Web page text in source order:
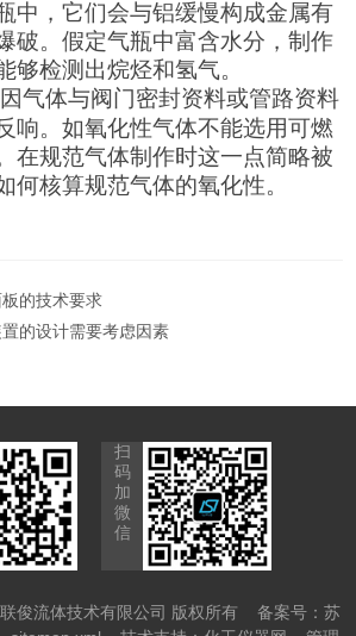
中，它们会与铝缓慢构成金属有
破。假定气瓶中富含水分，制作
够检测出烷烃和氢气。
因气体与阀门密封资料或管路资料
响。如氧化性气体不能选用可燃
在规范气体制作时这一点简略被
何核算规范气体的氧化性。
的技术要求
的设计需要考虑因素
扫
码
加
微
信
俊流体技术有限公司 版权所有 备案号：苏